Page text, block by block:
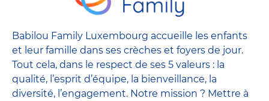
Babilou Family Luxembourg accueille les enfants
et leur famille dans ses crèches et foyers de jour.
Tout cela, dans le respect de ses 5 valeurs : la
qualité, l’esprit d’équipe, la bienveillance, la
diversité, l’engagement. Notre mission ? Mettre à